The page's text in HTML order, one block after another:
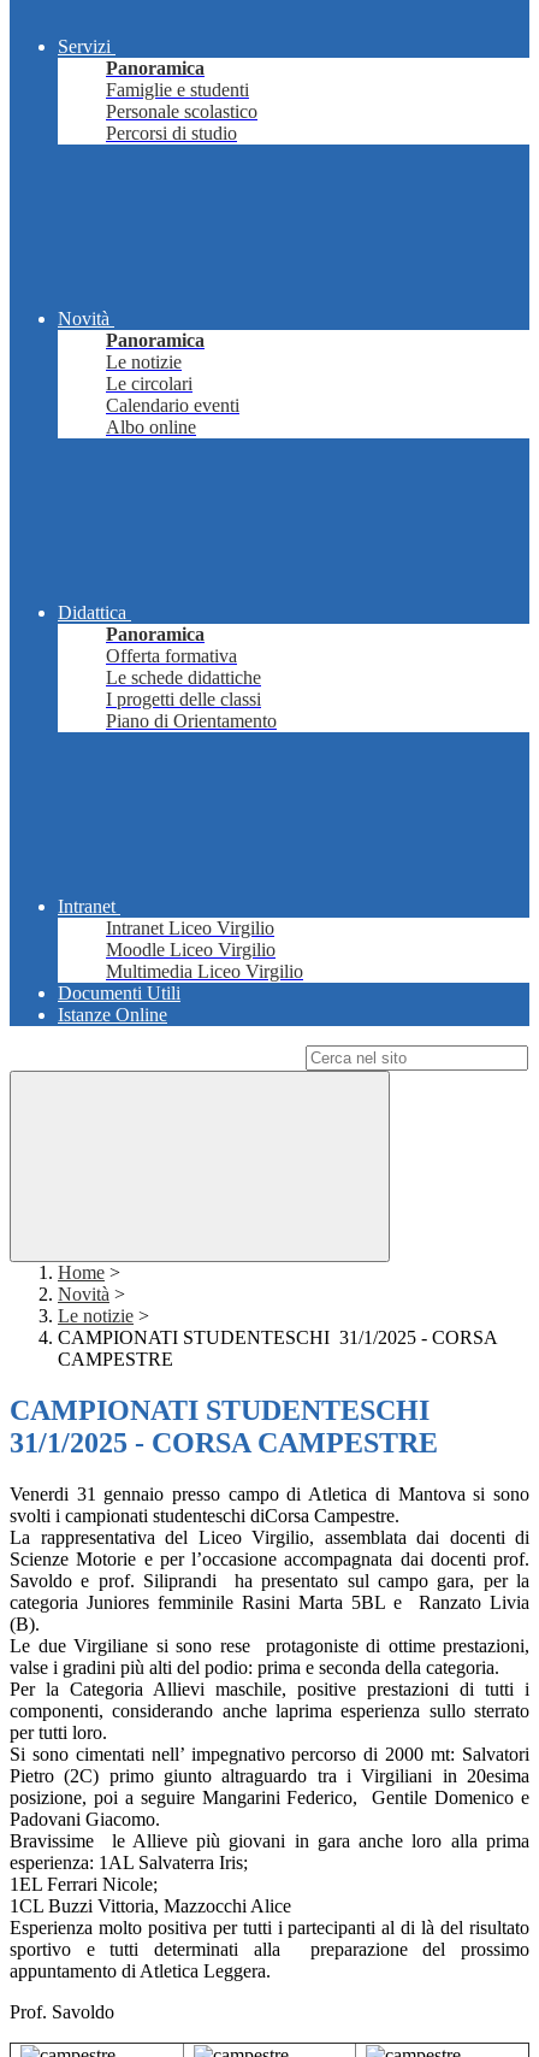
Servizi
Panoramica
Famiglie e studenti
Personale scolastico
Percorsi di studio
Novità
Panoramica
Le notizie
Le circolari
Calendario eventi
Albo online
Didattica
Panoramica
Offerta formativa
Le schede didattiche
I progetti delle classi
Piano di Orientamento
Intranet
Intranet Liceo Virgilio
Moodle Liceo Virgilio
Multimedia Liceo Virgilio
Documenti Utili
Istanze Online
Home >
Novità >
Le notizie >
CAMPIONATI STUDENTESCHI 31/1/2025 - CORSA
CAMPESTRE
CAMPIONATI STUDENTESCHI
31/1/2025 - CORSA CAMPESTRE
Venerdi 31 gennaio presso campo di Atletica di Mantova si sono
svolti i campionati studenteschi diCorsa Campestre.
La rappresentativa del Liceo Virgilio, assemblata dai docenti di
Scienze Motorie e per l’occasione accompagnata dai docenti prof.
Savoldo e prof. Siliprandi ha presentato sul campo gara, per la
categoria Juniores femminile Rasini Marta 5BL e Ranzato Livia
(B).
Le due Virgiliane si sono rese protagoniste di ottime prestazioni,
valse i gradini più alti del podio: prima e seconda della categoria.
Per la Categoria Allievi maschile, positive prestazioni di tutti i
componenti, considerando anche laprima esperienza sullo sterrato
per tutti loro.
Si sono cimentati nell’ impegnativo percorso di 2000 mt: Salvatori
Pietro (2C) primo giunto altraguardo tra i Virgiliani in 20esima
posizione, poi a seguire Mangarini Federico, Gentile Domenico e
Padovani Giacomo.
Bravissime le Allieve più giovani in gara anche loro alla prima
esperienza: 1AL Salvaterra Iris;
1EL Ferrari Nicole;
1CL Buzzi Vittoria, Mazzocchi Alice
Esperienza molto positiva per tutti i partecipanti al di là del risultato
sportivo e tutti determinati alla preparazione del prossimo
appuntamento di Atletica Leggera.
Prof. Savoldo